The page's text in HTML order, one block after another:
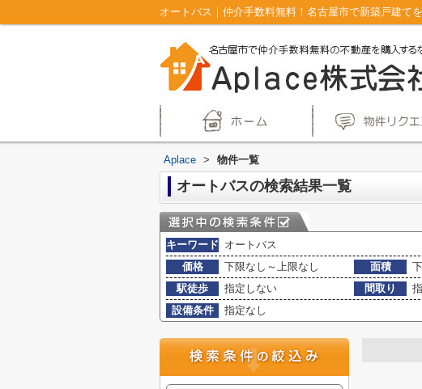
オートバス｜仲介手数料無料！名古屋市で新築戸建て
Aplace > 物件一覧
オートバスの検索結果一覧
キーワード オートバス
価格
下限なし～上限なし 面積
駅徒歩
指定しない 間取り
設備条件
指定なし